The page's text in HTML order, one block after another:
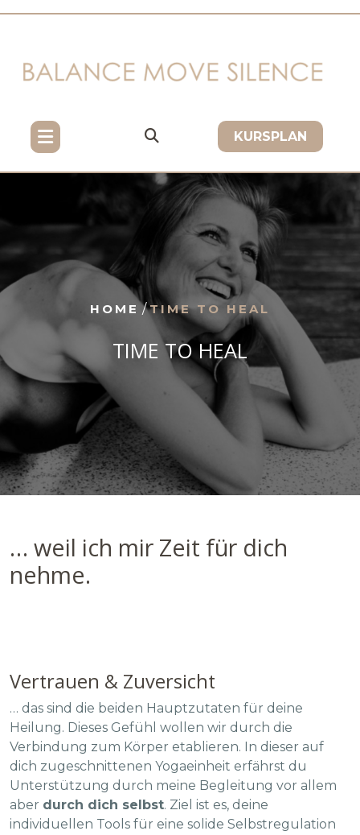
KURSPLAN
HOME /TIME TO HEAL
TIME TO HEAL
… weil ich mir Zeit für dich
nehme.
Vertrauen & Zuversicht
… das sind die beiden Hauptzutaten für deine
Heilung. Dieses Gefühl wollen wir durch die
Verbindung zum Körper etablieren. In dieser auf
dich zugeschnittenen Yogaeinheit erfährst du
Unterstützung durch meine Begleitung vor allem
aber durch dich selbst. Ziel ist es, deine
individuellen Tools für eine solide Selbstregulation